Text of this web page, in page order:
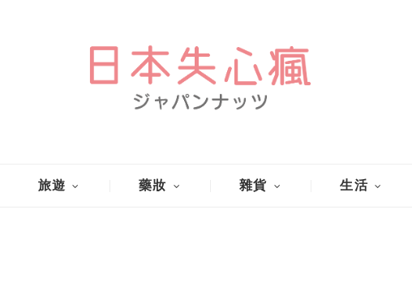
旅遊 藥妝 雜貨 生活